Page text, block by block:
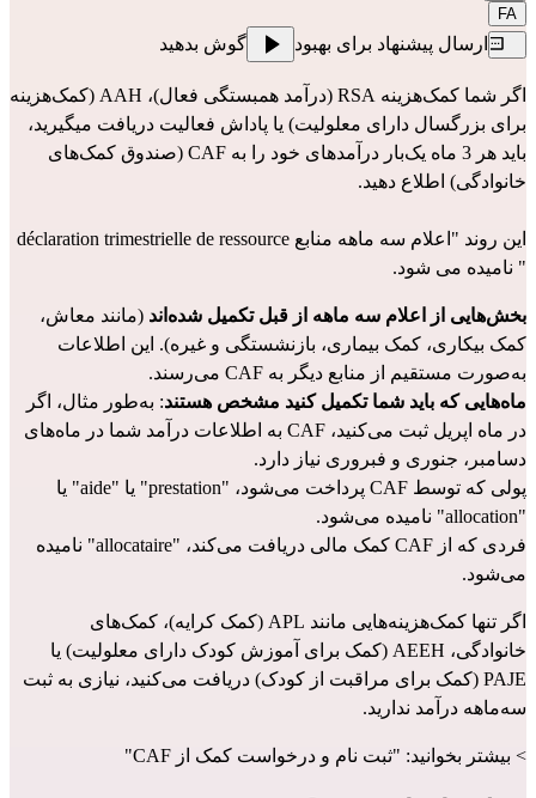
FA
ارسال پیشنهاد برای بهبود گوش بدهید
اگر شما کمک‌هزینه RSA (درآمد همبستگی فعال)، AAH
برای بزرگسال دارای معلولیت) یا پاداش فعالیت
خانوادگی) اطلاع دهید.
" نامیده می شود.
بخش‌هایی از اعلام سه ماهه از قبل تکمیل شده‌اند
به‌صورت مستقیم از منابع دیگر به CAF می‌رسند.
ماه‌هایی که باید شما تکمیل کنید مشخص هستند
دسامبر، جنوری و فبروری نیاز دارد.
"allocation" نامیده می‌شود.
می‌شود.
اگر تنها کمک‌هزینه‌هایی مانند APL (کمک کرایه)،
خانوادگی
سه‌ماهه درآمد ندارید.
> بیشتر بخوانید: "ثبت نام و درخواست کمک از CAF "